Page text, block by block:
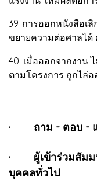
39. การออกหนังสือเ
ขยายความต่อศาลได้
40. เมื่อออกจากงาน
ตามโครงการ ถูกไล่อ
· ถาม - ตอบ -
· ผู้เข้าร่วมสัมมน
บุคคลทั่วไป